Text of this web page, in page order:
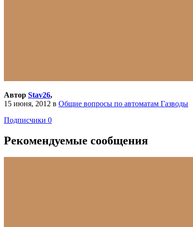
Автор Stav26,
15 июня, 2012 в Общие вопросы по автоматам Газводы
Подписчики 0
Рекомендуемые сообщения